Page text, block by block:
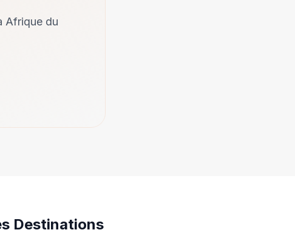
Afrique du
Destinations